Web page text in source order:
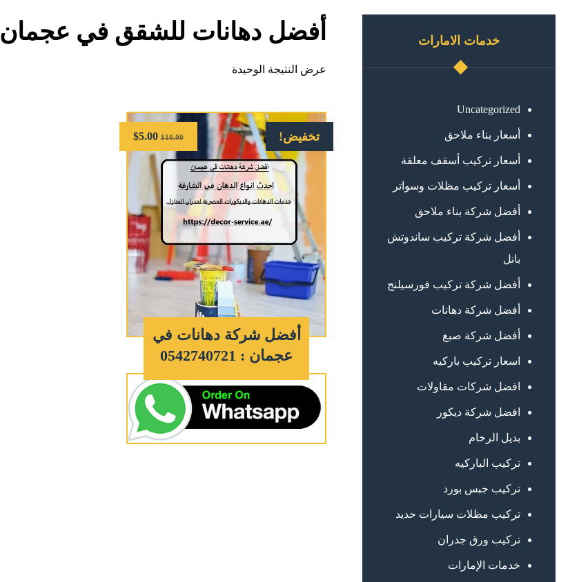
أفضل دهانات للشقق في عجمان
عرض النتيجة الوحيدة
تخفيض!
أفضل شركة دهانات في
عجمان : 0542740721
$10.00
$5.00
خدمات الامارات
Uncategorized
أسعار بناء ملاحق
أسعار تركيب أسقف معلقة
أسعار تركيب مظلات وسواتر
أفضل شركة بناء ملاحق
أفضل شركة تركيب ساندوتش
بانل
أفضل شركة تركيب فورسيلنج
أفضل شركة دهانات
أفضل شركة صبغ
اسعار تركيب باركيه
افضل شركات مقاولات
افضل شركة ديكور
بديل الرخام
تركيب الباركيه
تركيب جبس بورد
تركيب مظلات سيارات حديد
تركيب ورق جدران
خدمات الإمارات